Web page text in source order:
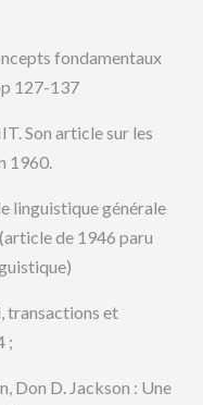
fondamentaux
127-137
Son article sur les
1960.
linguistique générale
de 1946 paru
transactions et
;
Don D. Jackson : Une